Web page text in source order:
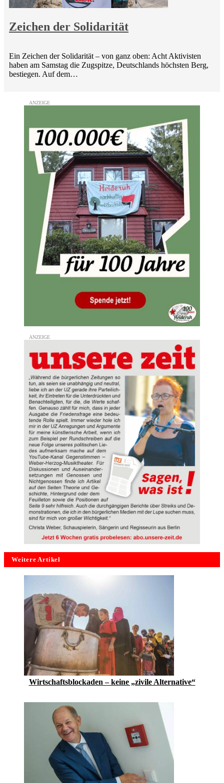
Zeichen der Solidarität
Ein Zeichen der Solidarität – von ganz oben: Acht Aktivisten
haben am Samstag die Zugspitze, Deutschlands höchsten Berg,
bestiegen. Auf dem…
Weitere Artikel
Wirtschaftsblockaden – keine „zivile Alternative“